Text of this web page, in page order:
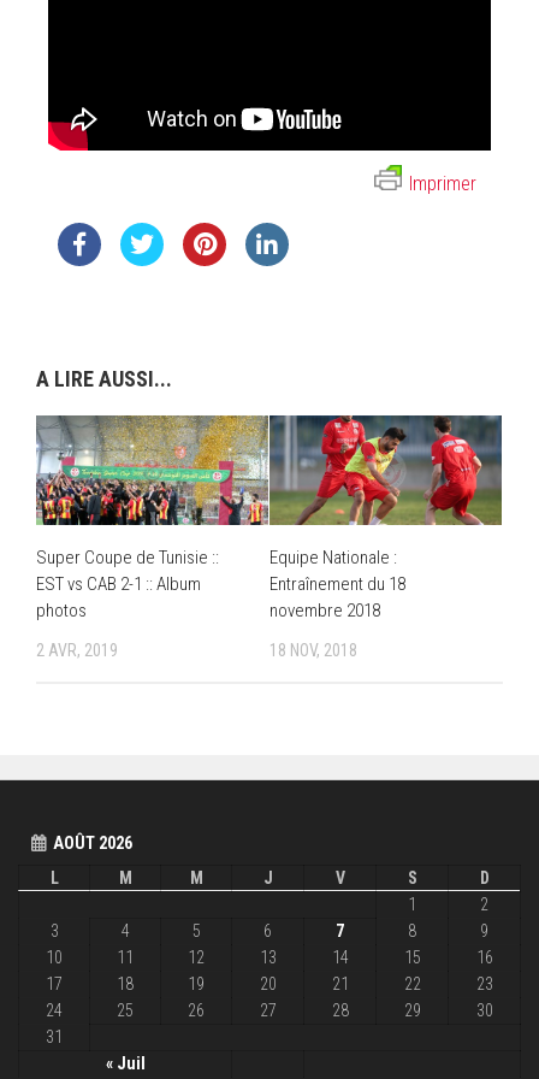
Imprimer
A LIRE AUSSI...
Super Coupe de Tunisie ::
EST vs CAB 2-1 :: Album
photos
2 AVR, 2019
Equipe Nationale :
Entraînement du 18
novembre 2018
18 NOV, 2018
AOÛT 2026
L
M M J V S D
« Juil
1
2
3
4 5 6 7 8
9
10
11 12 13 14 15
16
17
18 19 20 21 22
23
24
25 26 27 28 29
30
31